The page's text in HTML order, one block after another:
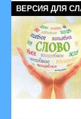
ВЕРСИЯ ДЛЯ